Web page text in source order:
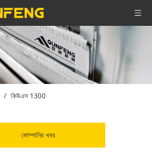
/ কিউএস 1300
কোম্পানির খবর